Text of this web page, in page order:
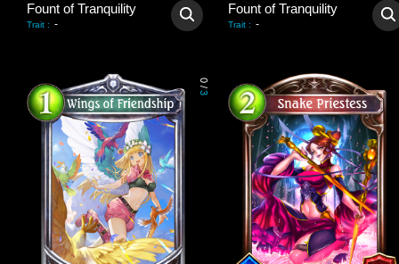
Fount of Tranquility
Trait : -
Fount of Tranquility
Trait : -
0
/
3